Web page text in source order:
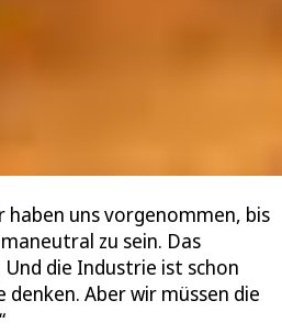
haben uns vorgenommen, bis
zu sein. Das
die Industrie ist schon
denken. Aber wir müssen die